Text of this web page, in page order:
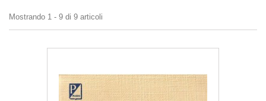
Mostrando 1 - 9 di 9 articoli